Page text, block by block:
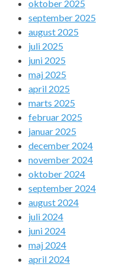
oktober 2025
september 2025
august 2025
juli 2025
juni 2025
maj 2025
april 2025
marts 2025
februar 2025
januar 2025
december 2024
november 2024
oktober 2024
september 2024
august 2024
juli 2024
juni 2024
maj 2024
april 2024